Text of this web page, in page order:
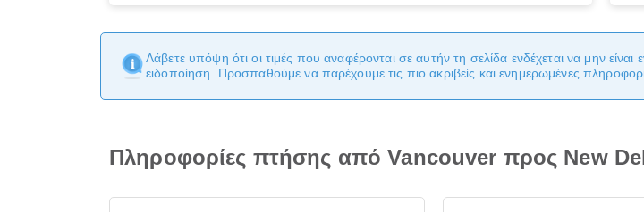
Λάβετε υπόψη ότι οι τιμές που αναφέρονται σε αυτήν τη σελίδα ενδέχεται να μην
ειδοποίηση. Προσπαθούμε να παρέχουμε τις πιο ακριβείς και ενημερωμένες
Πληροφορίες πτήσης από Vancouver προς New